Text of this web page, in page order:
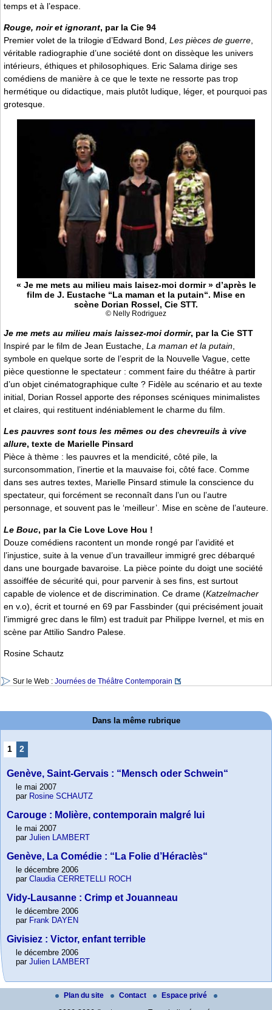
temps et à l’espace.
Rouge, noir et ignorant, par la Cie 94
Premier volet de la trilogie d’Edward Bond, Les pièces de guerre
véritable radiographie d’une société dont on dissèque les univers
intérieurs, éthiques et philosophiques. Eric Salama dirige ses
comédiens de manière à ce que le texte ne ressorte pas trop
hermétique ou didactique, mais plutôt ludique, léger, et pourquoi pas
grotesque.
« Je me mets au milieu mais laisez-moi dormir » d’après le
film de J. Eustache “La maman et la putain“. Mise en
scène Dorian Rossel, Cie STT.
© Nelly Rodriguez
Je me mets au milieu mais laissez-moi dormir, par la Cie STT
Inspiré par le film de Jean Eustache, La maman et la putain
symbole en quelque sorte de l’esprit de la Nouvelle Vague, cette
pièce questionne le spectateur : comment faire du théâtre à partir
d’un objet cinématographique culte ? Fidèle au scénario et au texte
initial, Dorian Rossel apporte des réponses scéniques minimalistes
et claires, qui restituent indéniablement le charme du film.
Les pauvres sont tous les mêmes ou des chevreuils à vive
allure, texte de Marielle Pinsard
Pièce à thème : les pauvres et la mendicité, côté pile, la
surconsommation, l’inertie et la mauvaise foi, côté face. Comme
dans ses autres textes, Marielle Pinsard stimule la conscience du
spectateur, qui forcément se reconnaît dans l’un ou l’autre
personnage, et souvent pas le ‘meilleur’. Mise en scène de l’auteure.
Le Bouc, par la Cie Love Love Hou !
Douze comédiens racontent un monde rongé par l’avidité et
l’injustice, suite à la venue d’un travailleur immigré grec débarqué
dans une bourgade bavaroise. La pièce pointe du doigt une société
assoiffée de sécurité qui, pour parvenir à ses fins, est surtout
capable de violence et de discrimination. Ce drame (Katzelmacher
en v.o), écrit et tourné en 69 par Fassbinder (qui précisément jouait
l’immigré grec dans le film) est traduit par Philippe Ivernel, et mis en
scène par Attilio Sandro Palese.
Rosine Schautz
Sur le Web : Journées de Théâtre Contemporain
Dans la même rubrique
1 2
Genève, Saint-Gervais : “Mensch oder Schwein“
le mai 2007
par Rosine SCHAUTZ
Carouge : Molière, contemporain malgré lui
le mai 2007
par Julien LAMBERT
Genève, La Comédie : “La Folie d’Héraclès“
le décembre 2006
par Claudia CERRETELLI ROCH
Vidy-Lausanne : Crimp et Jouanneau
le décembre 2006
par Frank DAYEN
Givisiez : Victor, enfant terrible
le décembre 2006
par Julien LAMBERT
Plan du site Contact
Espace privé